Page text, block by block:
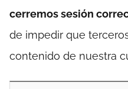
cerremos sesión
de impedir que
contenido de nuestra